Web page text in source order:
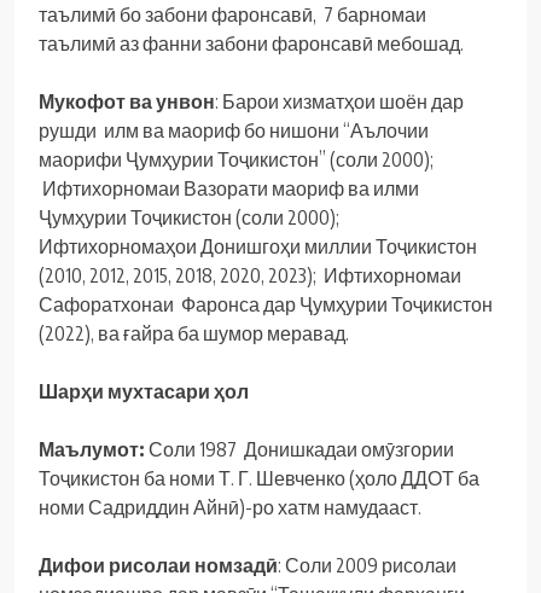
таълимӣ бо забони фаронсавӣ, 7 барномаи
таълимӣ аз фанни забони фаронсавӣ мебошад.
Мукофот ваунвон: Барои хизматҳои шоён дар
рушди илм ва маориф бо нишони “Аълочии
маорифи Ҷумҳурии Тоҷикистон” (соли 2000);
Ифтихорномаи Вазорати маориф ва илми
Ҷумҳурии Тоҷикистон (соли 2000);
Ифтихорномаҳои Донишгоҳи миллии Тоҷикистон
(2010, 2012, 2015, 2018, 2020, 2023); Ифтихорномаи
Сафоратхонаи Фаронса дар Ҷумҳурии Тоҷикистон
(2022), ва ғайра ба шумор меравад.
Шарҳи мухтасари ҳол
Маълумот: Соли 1987 Донишкадаи омӯзгории
Тоҷикистон ба номи Т. Г. Шевченко (ҳоло ДДОТ ба
номи Садриддин Айнӣ)-ро хатм намудааст.
Дифои рисолаи номзадӣ: Соли 2009 рисолаи